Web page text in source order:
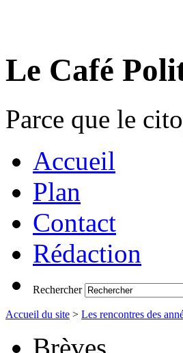
Le Café
Parce que le
Accueil
Plan
Contact
Rédaction
Rechercher
Accueil du site > Les rencontres des
Brèves